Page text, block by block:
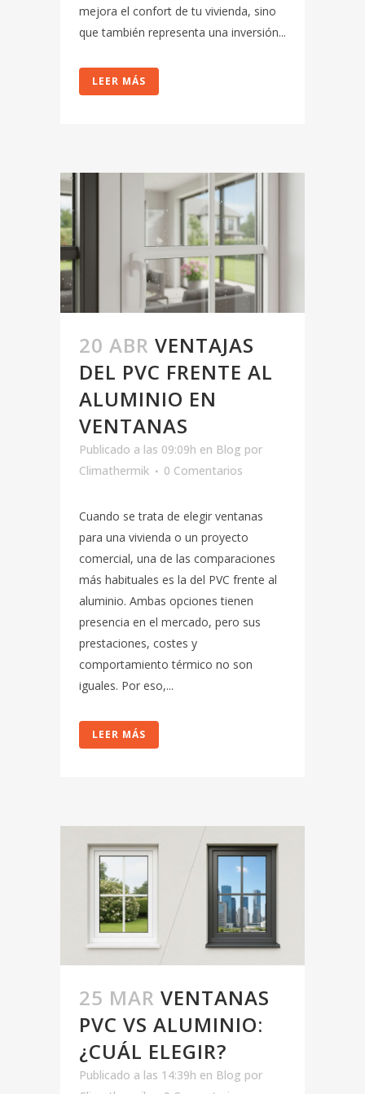
mejora el confort de tu vivienda, sino
que también representa una inversión...
LEER MÁS
20 ABR VENTAJAS
DEL PVC FRENTE AL
ALUMINIO EN
VENTANAS
Publicado a las 09:09h en Blog por
Climathermik
0 Comentarios
Cuando se trata de elegir ventanas
para una vivienda o un proyecto
comercial, una de las comparaciones
más habituales es la del PVC frente al
aluminio. Ambas opciones tienen
presencia en el mercado, pero sus
prestaciones, costes y
comportamiento térmico no son
iguales. Por eso,...
LEER MÁS
25 MAR VENTANAS
PVC VS ALUMINIO:
¿CUÁL ELEGIR?
Publicado a las 14:39h en Blog por